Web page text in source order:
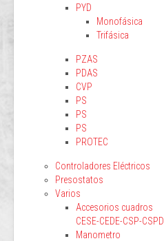
PYD
Monofásica
Trifásica
PZAS
PDAS
CVP
PS
PS
PS
PROTEC
Controladores Eléctricos
Presostatos
Varios
Accesorios cuadros
CESE-CEDE-CSP-CSPD
Manometro